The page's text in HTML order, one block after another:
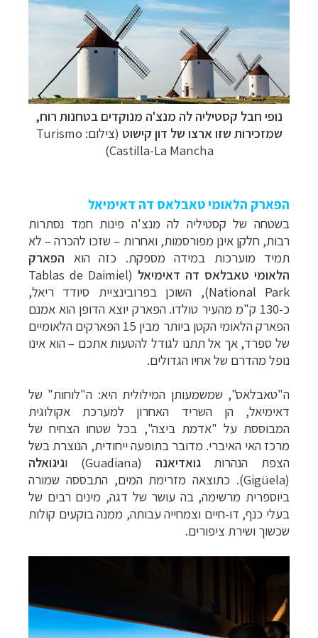
נופי חבל קסטיליה לה מנצ'ה מנוקדים בטחנות רוח,
שמזכירות שזו ארצו של דון קישוט
(צילום: Turismo
Castilla-La Mancha)
הפארק הלאומי טאבלאס דה דאימיאל
בשטחה של קסטיליה לה מנצ'ה פינות חמד נסתרות
רבות, חלקן אינן מפורסמות, ואחרות – שזכו להכרה – לא
תמיד מוערכות במידה מספקת. כזה הוא הפארק
הלאומי טאבלאס דה דאימיאל (
Tablas de Daimiel
National Park), השוכן בפרובינציית סיודד ריאל,
כ-130 ק"מ מהעיר טולדו. הפארק יוצא הדופן הוא אמנם
הפארק הלאומי הקטן ביותר מבין 15 הפארקים הלאומיים
של ספרד, אך אל תתנו לגודל להטעות אתכם – הוא אינו
נופל מהדרם של אחיו הגדולים.
ה"טאבלאס", שמשמעותן המילולית היא: ה"לוחות" של
דאימיאל, הן השריד האחרון למערכת אקולוגית
המבוססת על "אדמת ביצה", בכל שטחו הצחיח של
מרכז האי האיברי. מדובר בתופעה ייחודית, הנוצרת בשל
הצפת הנהרותגואדיאנה (
Guadiana) וגיגואלה
(
Gigüela). כתוצאה מזרימת המים, התבססה שמורה
ביוספרית מרשימה, בה עושר של דגה, מינים רבים של
בעלי כנף, דו-חיים וצמחייה עבותה, ממנה בוקעים קולות
שכשוך ושירת ציפורים.